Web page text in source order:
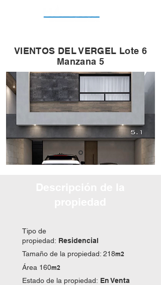
VIENTOS DEL VERGEL Lote 6
Manzana 5
Tipo de
propiedad: Residencial
Tamaño de la propiedad: 218m2
Área 160m2
Estado de la propiedad: En Venta